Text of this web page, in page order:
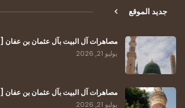
جديد الموقع
مصاهرات آل البيت بآل عثمان بن عفان [3] : أم كلثوم بنت…
يوليو 21, 2026
مصاهرات آل البيت بآل عثمان بن عفان [2] : فاطمة بنت…
يوليو 21, 2026